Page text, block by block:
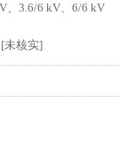
、3.6/6 kV、6/6 kV
[未核实]